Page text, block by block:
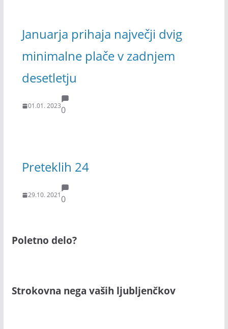
Januarja prihaja največji dvig
minimalne plače v zadnjem
desetletju
01.01. 20230
Preteklih 24
29.10. 20210
Poletno delo?
Strokovna nega vaših ljubljenčkov